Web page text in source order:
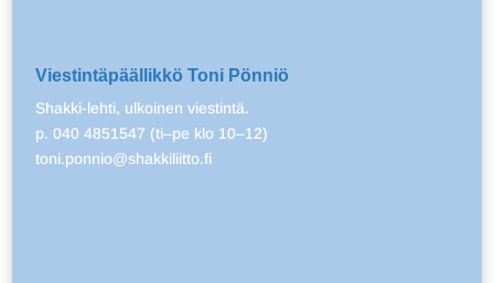
Viestintäpäällikkö Toni Pönniö
Shakki-lehti, ulkoinen viestintä.
p. 040 4851547 (ti–pe klo 10–12)
toni.ponnio@shakkiliitto.fi